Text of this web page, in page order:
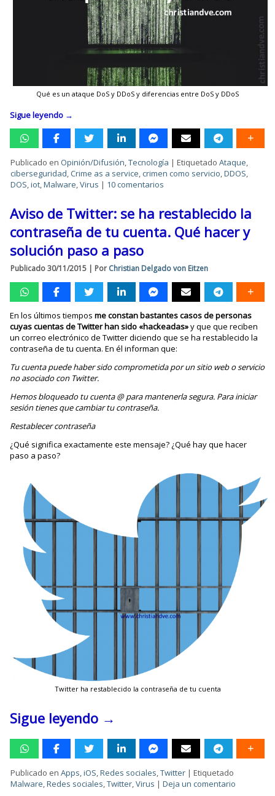
Qué es un ataque DoS y DDoS y diferencias entre DoS y DDoS
Sigue leyendo →
Publicado en Opinión/Difusión,Tecnología |Etiquetado Ataque,
ciberseguridad,Crime as a service,crimen como servicio,DDOS,
DOS,iot,Malware,Virus | 10 comentarios
Aviso de Twitter: se ha restablecido la
contraseña de tu cuenta. Qué hacer y
solución paso a paso
Publicado 30/11/2015 | Por Christian Delgado von Eitzen
En los últimos tiemposme constan bastantes casos de personas
cuyas cuentas de Twitter han sido «hackeadas»y que que reciben
un correo electrónico de Twitter diciendo que se ha restablecido la
contraseña de tu cuenta. En él informan que:
Tu cuenta puede haber sido comprometida por un sitio web o servicio
no asociado con Twitter.
Hemos bloqueado tu cuenta @ para mantenerla segura. Para iniciar
sesión tienes que cambiar tu contraseña.
Restablecer contraseña
¿Qué significa exactamente este mensaje? ¿Qué hay que hacer
paso a paso?
Twitter ha restablecido la contraseña de tu cuenta
Sigue leyendo →
Publicado en Apps,iOS,Redes sociales,Twitter |Etiquetado
Malware,Redes sociales,Twitter,Virus |Deja un comentario